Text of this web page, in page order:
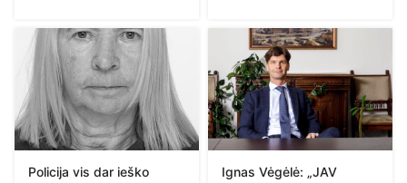
Policija vis dar ieško
Ignas Vėgėlė: „JAV